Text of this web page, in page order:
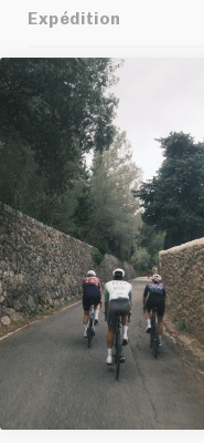
Expédition
Partager
Pour être au